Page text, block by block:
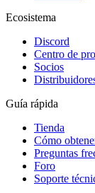
Ecosistema
Discord
Centro de
Socios
Guía rápida
Tienda
Cómo
Preguntas
Foro
Soporte